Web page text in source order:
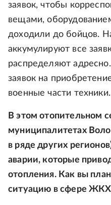
заявок, чтобы
вещами,
доходили до бойцов.
аккумулируют все
распределяют
заявок на
военные части техники.
В этом отопительном
муниципалитетах
в ряде других
аварии, которые
отопления. Как вы
ситуацию в сфере ЖКХ